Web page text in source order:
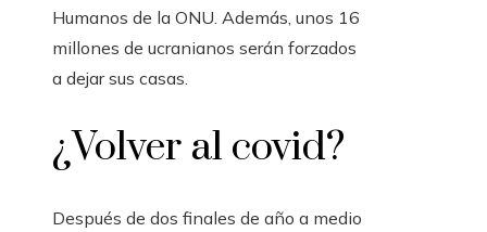
Humanos de la ONU. Además, unos 16
millones de ucranianos serán forzados
a dejar sus casas.
¿Volver al covid?
Después de dos finales de año a medio